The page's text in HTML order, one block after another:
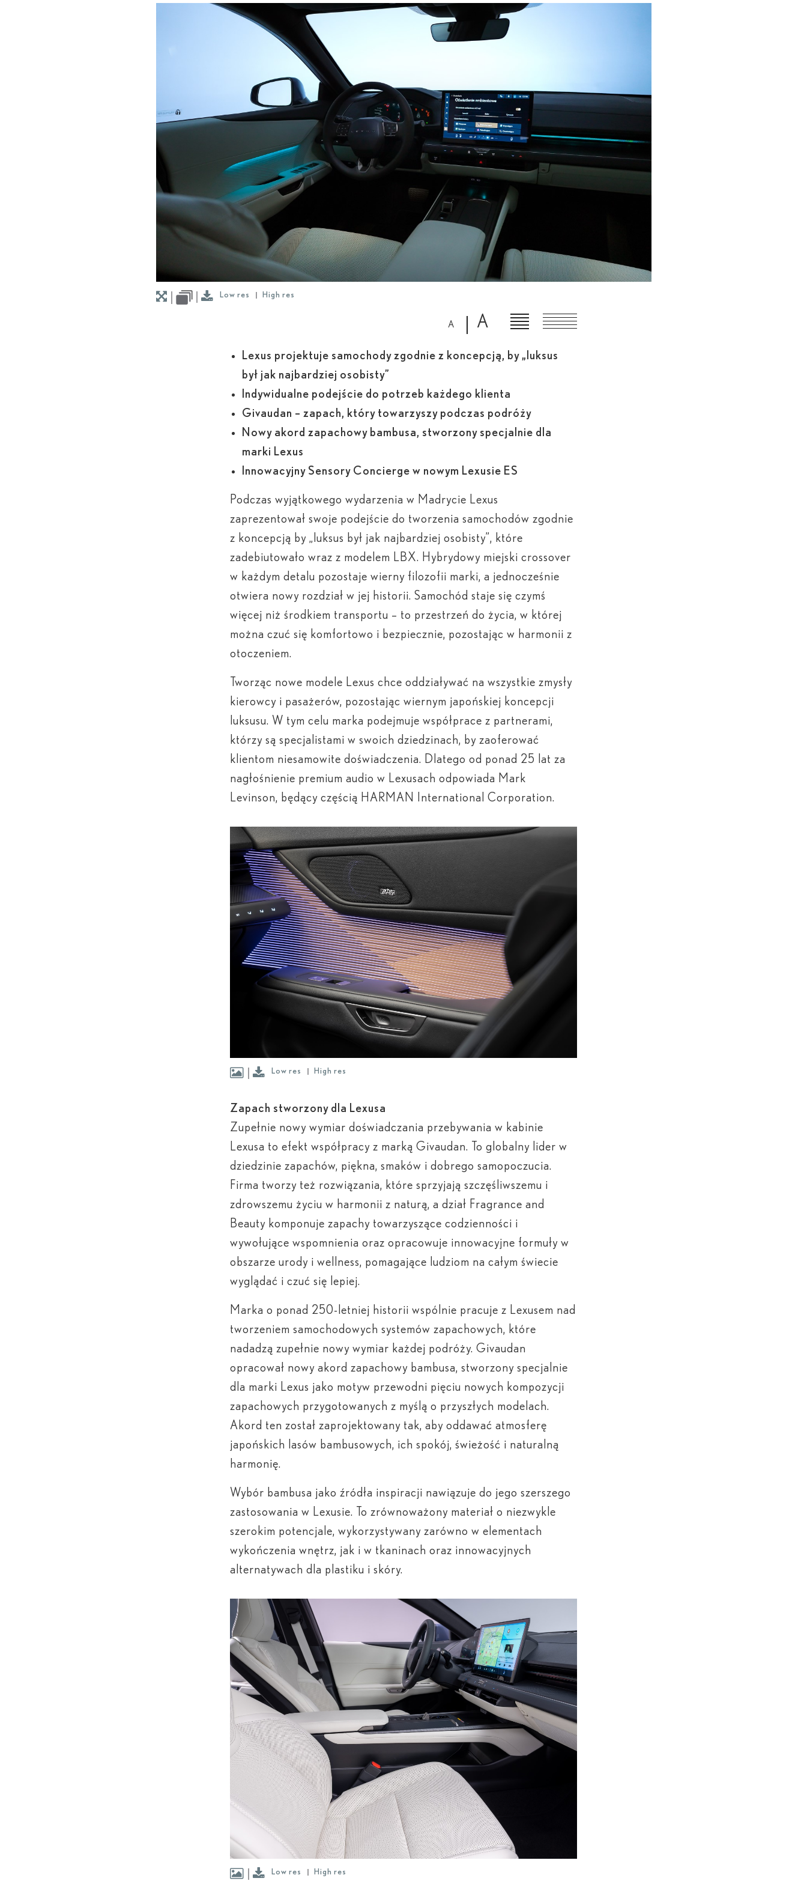
Low res High res
A A
Lexus projektuje samochody zgodnie z koncepcją, by „luksus
był jak najbardziej osobisty”
Indywidualne podejście do potrzeb każdego klienta
Givaudan – zapach, który towarzyszy podczas podróży
Nowy akord zapachowy bambusa, stworzony specjalnie dla
marki Lexus
Innowacyjny Sensory Concierge w nowym Lexusie ES
Podczas wyjątkowego wydarzenia w Madrycie Lexus
zaprezentował swoje podejście do tworzenia samochodów zgodnie
z koncepcją by „luksus był jak najbardziej osobisty”, które
zadebiutowało wraz z modelem LBX. Hybrydowy miejski crossover
w każdym detalu pozostaje wierny filozofii marki, a jednocześnie
otwiera nowy rozdział w jej historii. Samochód staje się czymś
więcej niż środkiem transportu – to przestrzeń do życia, w której
można czuć się komfortowo i bezpiecznie, pozostając w harmonii z
otoczeniem.
Tworząc nowe modele Lexus chce oddziaływać na wszystkie zmysły
kierowcy i pasażerów, pozostając wiernym japońskiej koncepcji
luksusu. W tym celu marka podejmuje współprace z partnerami,
którzy są specjalistami w swoich dziedzinach, by zaoferować
klientom niesamowite doświadczenia. Dlatego od ponad 25 lat za
nagłośnienie premium audio w Lexusach odpowiada Mark
Levinson, będący częścią HARMAN International Corporation.
Low res High res
Zapach stworzony dla Lexusa
Zupełnie nowy wymiar doświadczania przebywania w kabinie
Lexusa to efekt współpracy z marką Givaudan. To globalny lider w
dziedzinie zapachów, piękna, smaków i dobrego samopoczucia.
Firma tworzy też rozwiązania, które sprzyjają szczęśliwszemu i
zdrowszemu życiu w harmonii z naturą, a dział Fragrance and
Beauty komponuje zapachy towarzyszące codzienności i
wywołujące wspomnienia oraz opracowuje innowacyjne formuły w
obszarze urody i wellness, pomagające ludziom na całym świecie
wyglądać i czuć się lepiej.
Marka o ponad 250-letniej historii wspólnie pracuje z Lexusem nad
tworzeniem samochodowych systemów zapachowych, które
nadadzą zupełnie nowy wymiar każdej podróży. Givaudan
opracował nowy akord zapachowy bambusa, stworzony specjalnie
dla marki Lexus jako motyw przewodni pięciu nowych kompozycji
zapachowych przygotowanych z myślą o przyszłych modelach.
Akord ten został zaprojektowany tak, aby oddawać atmosferę
japońskich lasów bambusowych, ich spokój, świeżość i naturalną
harmonię.
Wybór bambusa jako źródła inspiracji nawiązuje do jego szerszego
zastosowania w Lexusie. To zrównoważony materiał o niezwykle
szerokim potencjale, wykorzystywany zarówno w elementach
wykończenia wnętrz, jak i w tkaninach oraz innowacyjnych
alternatywach dla plastiku i skóry.
Low res High res